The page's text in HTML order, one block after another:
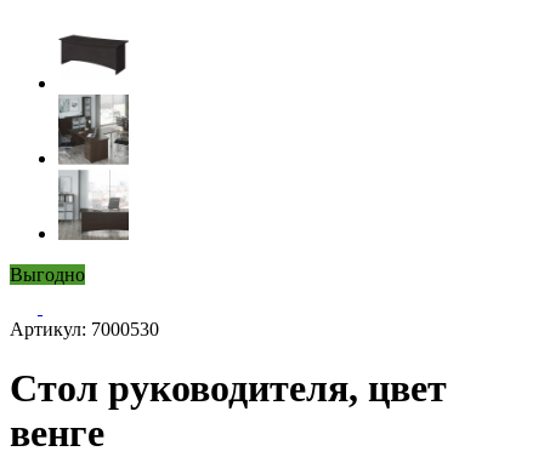
Выгодно
Артикул: 7000530
Стол руководителя, цвет
венге